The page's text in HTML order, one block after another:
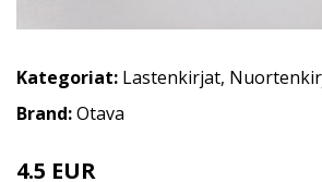
Kategoriat: Lastenkirjat,
Brand:Otava
4.5 EUR